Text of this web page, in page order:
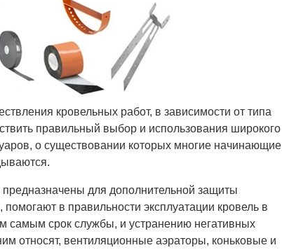
кровельных работ, в зависимости от типа
правильный выбор и использования широкого
о существовании которых многие начинающие
предназначены для дополнительной защиты
в правильности эксплуатации кровель в
самым срок службы, и устранению негативных
относят, вентиляционные аэраторы, коньковые и